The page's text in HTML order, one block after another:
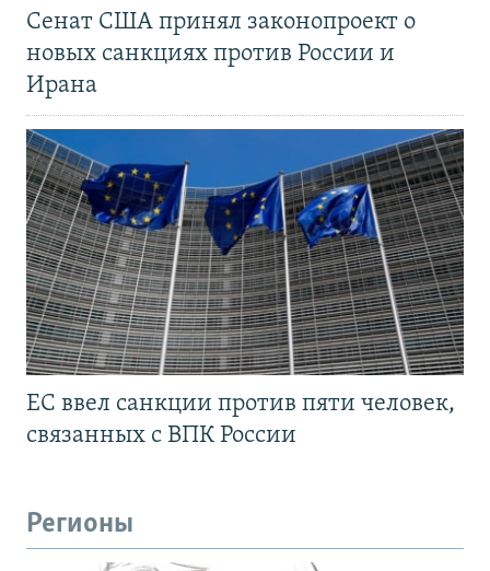
Сенат США принял законопроект о
новых санкциях против России и
Ирана
ЕС ввел санкции против пяти человек,
связанных с ВПК России
Регионы